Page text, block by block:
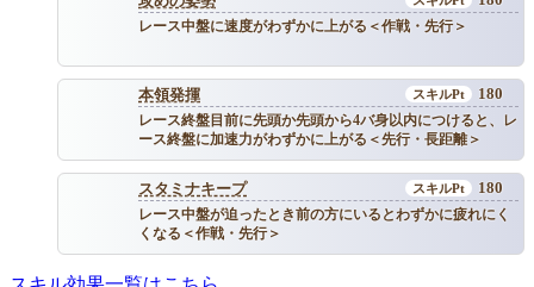
レース中盤に速度がわずかに上がる＜作戦・先行＞
本領発揮 180
レース終盤目前に先頭か先頭から4バ身以内につけると、レ
ース終盤に加速力がわずかに上がる＜先行・長距離＞
スタミナキープ 180
レース中盤が迫ったとき前の方にいるとわずかに疲れにく
くなる＜作戦・先行＞